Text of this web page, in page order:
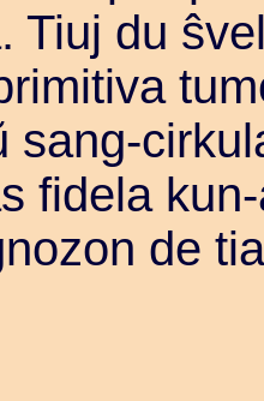
Tiuj du
sang-
fidela
de